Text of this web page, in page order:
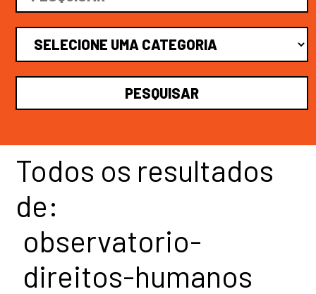
Todos os resultados
de:
observatorio-
direitos-humanos